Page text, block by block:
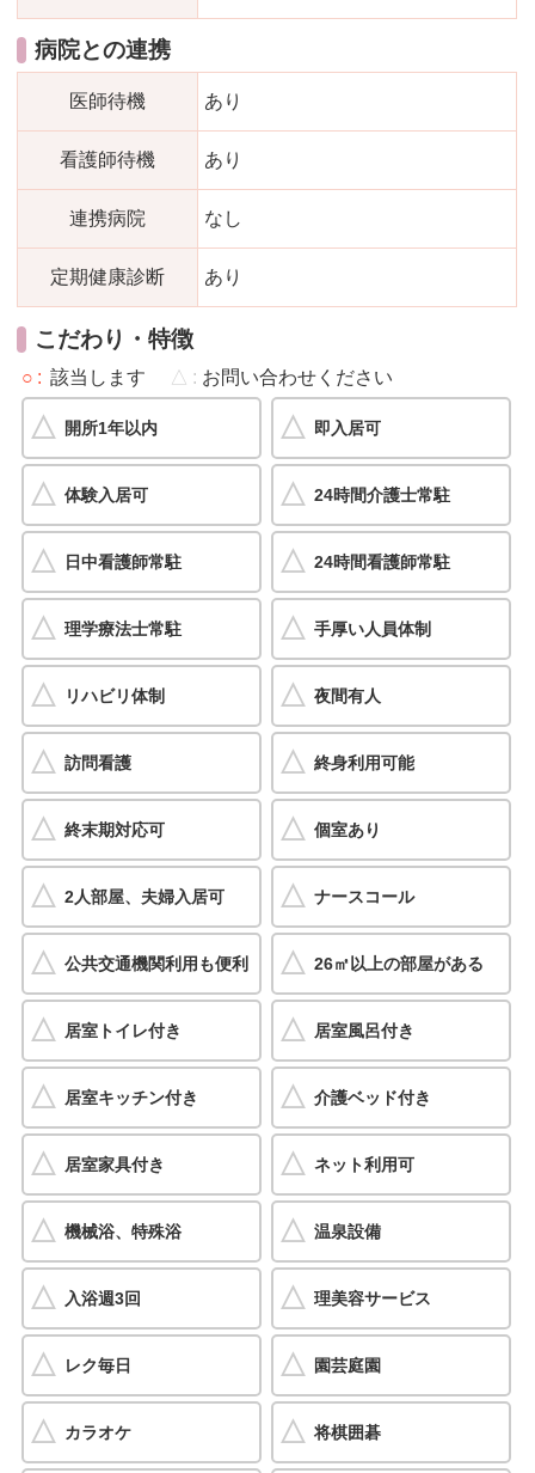
病院との連携
医師待機 あり
看護師待機 あり
連携病院 なし
定期健康診断 あり
こだわり・特徴
○ 該当します △ お問い合わせください
開所1年以内 即入居可
体験入居可 24時間介護士常駐
日中看護師常駐 24時間看護師常駐
理学療法士常駐 手厚い人員体制
リハビリ体制 夜間有人
訪問看護 終身利用可能
終末期対応可 個室あり
2人部屋、夫婦入居可 ナースコール
公共交通機関利用も便利 26㎡以上の部屋がある
居室トイレ付き 居室風呂付き
居室キッチン付き 介護ベッド付き
居室家具付き ネット利用可
機械浴、特殊浴 温泉設備
入浴週3回 理美容サービス
レク毎日 園芸庭園
カラオケ 将棋囲碁